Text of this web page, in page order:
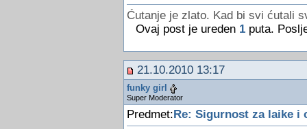
Ćutanje je zlato. Kad bi svi ćutali
Ovaj post je ureden 1puta.
21.10.2010 13:17
funky girl
Super Moderator
Predmet:Re: Sigurnost za laike i